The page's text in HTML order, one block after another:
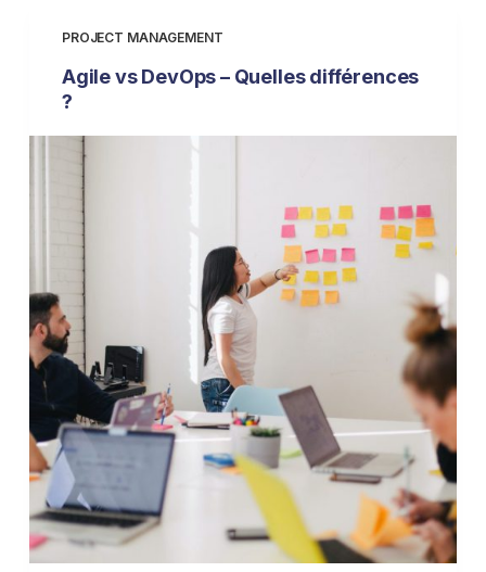
PROJECT MANAGEMENT
Agile vs DevOps – Quelles différences
?